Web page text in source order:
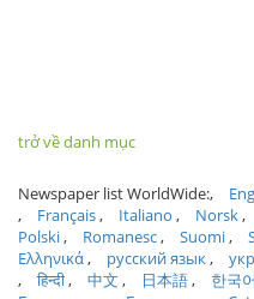
trở về danh mục
Newspaper list WorldWide:
Français
Italiano Norsk
Polski
Romanesc Suomi
Ελληνικά
русский язык
हिन्दी
中文 日本語 한국어